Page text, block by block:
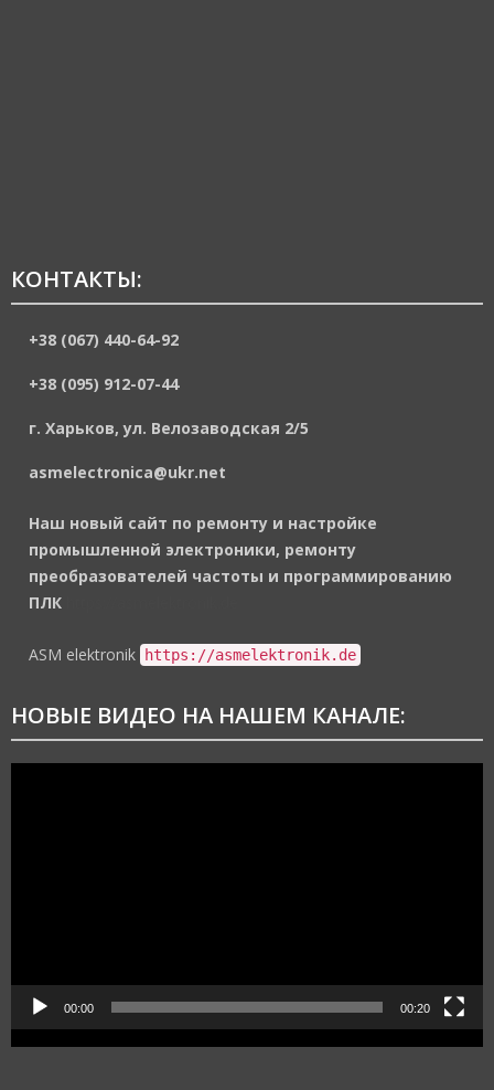
КОНТАКТЫ:
+38 (067) 440-64-92
+38 (095) 912-07-44
г. Харьков, ул. Велозаводская 2/5
asmelectronica@ukr.net
Наш новый сайт по ремонту и настройке
промышленной электроники, ремонту
преобразователей частоты и программированию
ПЛК
ASM elektronik https://asmelektronik.de
НОВЫЕ ВИДЕО НА НАШЕМ КАНАЛЕ:
00:00 00:20